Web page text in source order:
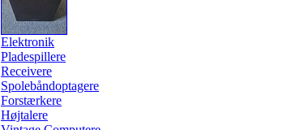
Elektronik
Pladespillere
Receivere
Spolebåndoptagere
Forstærkere
Højtalere